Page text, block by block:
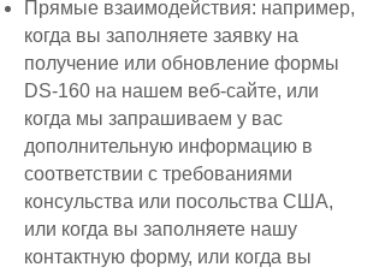
Прямые взаимодействия: например,
когда вы заполняете заявку на
получение или обновление формы
DS-160 на нашем веб-сайте, или
когда мы запрашиваем у вас
дополнительную информацию в
соответствии с требованиями
консульства или посольства США,
или когда вы заполняете нашу
контактную форму, или когда вы